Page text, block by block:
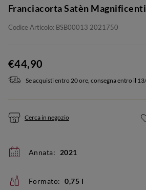
Franciacorta Satèn
Codice Articolo: BSB00013 2021750
€44,90
Se acquisti entro 20 ore, consegna entro il
Cerca in negozio
Annata: 2021
Formato: 0,75 l